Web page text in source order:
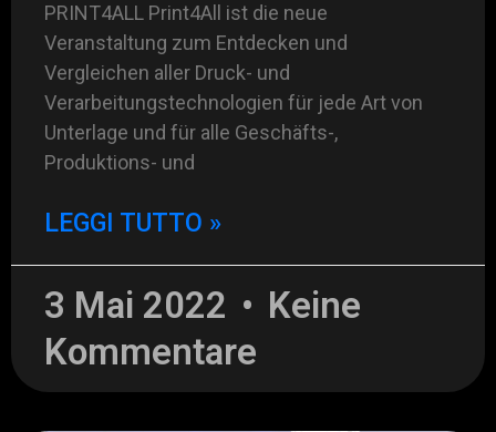
PRINT4ALL Print4All ist die neue
Veranstaltung zum Entdecken und
Vergleichen aller Druck- und
Verarbeitungstechnologien für jede Art von
Unterlage und für alle Geschäfts-,
Produktions- und
LEGGI TUTTO »
3 Mai 2022
Keine
Kommentare